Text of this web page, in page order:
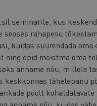
seminarile, kus
seoses rahapesu
kuidas suurendada oma
ning õpid mõistma oma
anname nõu, millele
keskkonnas tähelepanu
poolt